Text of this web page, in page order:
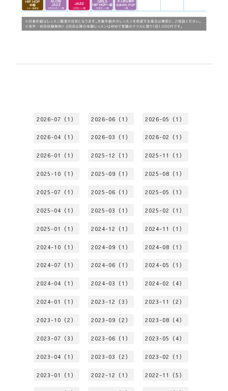
2026-07（1） 2026-06（1） 2026-05（1）
2026-04（1） 2026-03（1） 2026-02（1）
2026-01（1） 2025-12（1） 2025-11（1）
2025-10（1） 2025-09（1） 2025-08（1）
2025-07（1） 2025-06（1） 2025-05（1）
2025-04（1） 2025-03（1） 2025-02（1）
2025-01（1） 2024-12（1） 2024-11（1）
2024-10（1） 2024-09（1） 2024-08（1）
2024-07（1） 2024-06（1） 2024-05（1）
2024-04（1） 2024-03（1） 2024-02（4）
2024-01（1） 2023-12（3） 2023-11（2）
2023-10（2） 2023-09（2） 2023-08（4）
2023-07（3） 2023-06（1） 2023-05（4）
2023-04（1） 2023-03（2） 2023-02（1）
2023-01（1） 2022-12（1） 2022-11（5）